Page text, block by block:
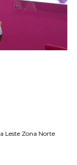
Leste Zona Norte